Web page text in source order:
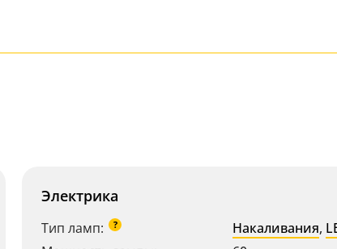
Электрика
Тип ламп: ? Накаливания,